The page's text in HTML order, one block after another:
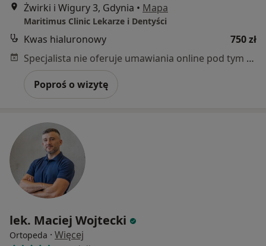
Żwirki i Wigury 3, Gdynia • Mapa
Maritimus Clinic Lekarze i Dentyści
Kwas hialuronowy
750 zł
Specjalista nie oferuje umawiania online pod tym adresem.
Poproś o wizytę
lek. Maciej Wojtecki
Ortopeda · Więcej